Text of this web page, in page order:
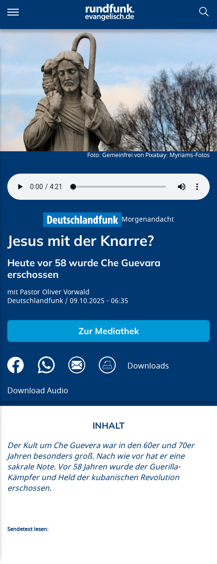
zum
Inhalt
Jesus mit der Knarre?
Gemeinfrei von Pixabay: Myriams-Fotos
Morgenandacht
Jesus mit der Knarre?
Heute vor 58 wurde Che Guevara
erschossen
Pastor Oliver Vorwald
Deutschlandfunk
09.10.2025 06:35
Zur Mediathek
Downloads
Download Audio
Der Kult um Che Guevera war in den 60er und 70er
Jahren besonders groß. Nach wie vor hat er eine
sakrale Note. Vor 58 Jahren wurde der Guerilla-
Kämpfer und Held der kubanischen Revolution
erschossen.
Sendetext lesen: